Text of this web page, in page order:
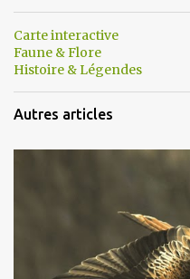
Carte interactive
Faune & Flore
Histoire & Légendes
Autres articles